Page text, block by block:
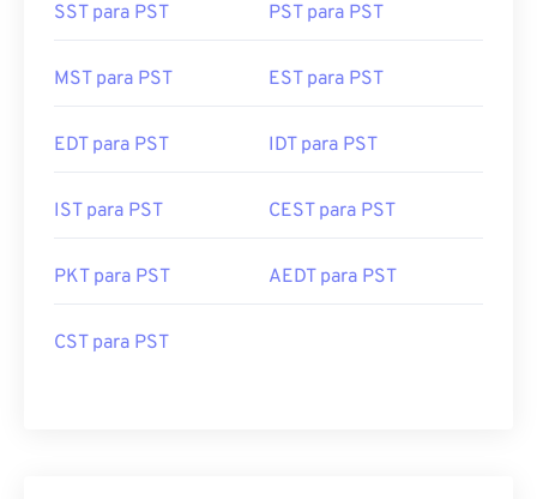
SST para PST PST para PST
MST para PST EST para PST
EDT para PST IDT para PST
IST para PST CEST para PST
PKT para PST AEDT para PST
CST para PST